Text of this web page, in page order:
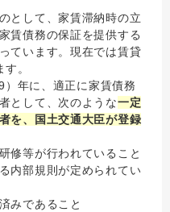
として、家賃滞納時の立
賃債務の保証を提供する
ています。現在では賃貸
。
年に、適正に家賃債務
として、次のような一定
を、国土交通大臣が登録
修等が行われていること
内部規則が定められてい
みであること